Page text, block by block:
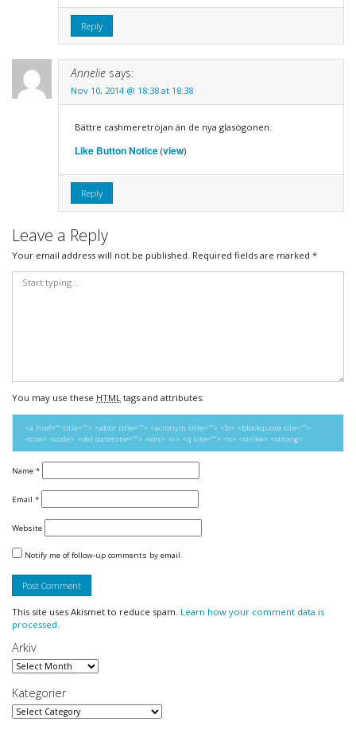
Reply
Annelie says:
Nov 10, 2014 @ 18:38 at 18:38
Bättre cashmeretröjan än de nya glasögonen.
Like Button Notice(view)
Reply
Leave a Reply
Your email address will not be published. Required fields are marked *
You may use these HTML tags and attributes:
<a href="" title=""> <abbr title=""> <acronym title=""> <b> <blockquote cite="">
<cite> <code> <del datetime=""> <em> <i> <q cite=""> <s> <strike> <strong>
Name *
Email *
Website
Notify me of follow-up comments by email.
This site uses Akismet to reduce spam. Learn how your comment data is
processed.
Arkiv
Arkiv
Kategorier
Kategorier